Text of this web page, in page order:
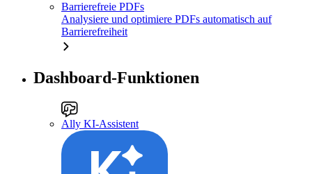
Barrierefreie PDFs
Analysiere und optimiere PDFs automatisch auf
Barrierefreiheit
Dashboard-Funktionen
Ally KI-Assistent